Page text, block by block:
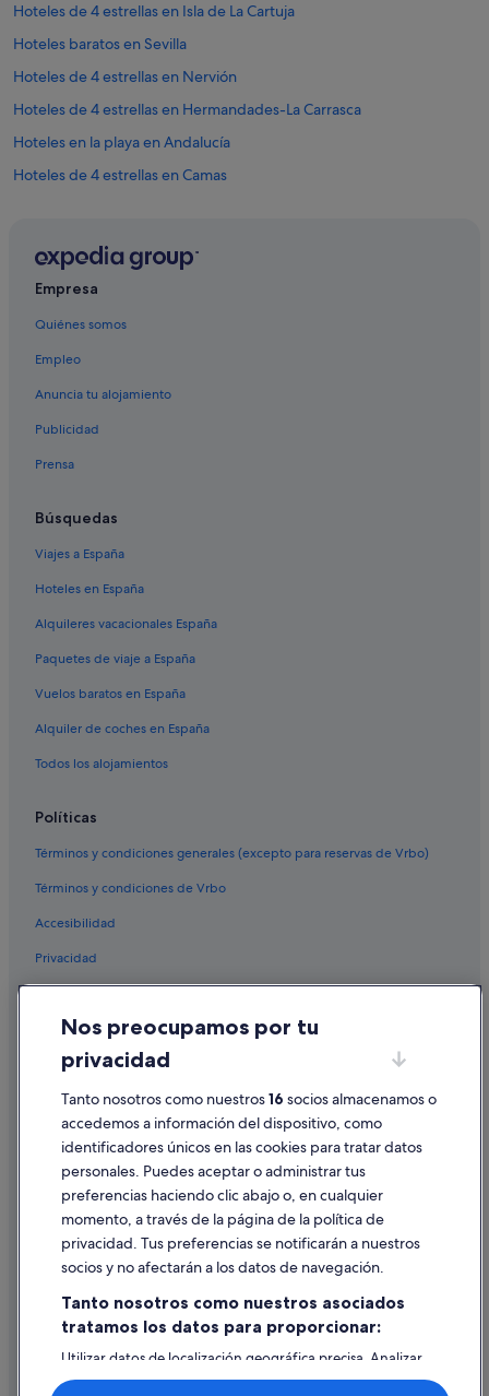
Hoteles de 4 estrellas en Isla de La Cartuja
Hoteles baratos en Sevilla
Hoteles de 4 estrellas en Nervión
Hoteles de 4 estrellas en Hermandades-La Carrasca
Hoteles en la playa en Andalucía
Hoteles de 4 estrellas en Camas
Hoteles para bodas en Andalucía
Husa hoteles en Triana
Hoteles de 3 estrellas en Distrito Bellavista-La Palmera
Casas en árboles en Sevilla
Pensiones en Andalucía
Hoteles de lujo en Sevilla
Hoteles boutique en Centro histórico
Hoteles de 3 estrellas en Santa Cruz
Hoteles de 4 estrellas en Sevilla
Hoteles que aceptan mascotas en Sevilla
Hoteles de 5 estrellas en Tomares
Hoteles LGTBQIA en Triana
Hoteles cerca de Iglesia de Santa Ana
Hoteles de 3 estrellas en Isla de La Cartuja
Hoteles ecológicos en Triana
Hoteles que aceptan mascotas en Triana
Hoteles con spa en Sevilla
Hoteles de 5 estrellas en Nervión
Centro histórico hoteles
Castillos en Provincia de Sevilla
Hoteles de 3 estrellas en Alameda
Hoteles cerca de Teatro Maestranza
Hoteles de 5 estrellas en Isla de La Cartuja
Hoteles de 5 estrellas en Cerro-Amate
Hoteles boutique en Triana
Hoteles de 5 estrellas en San Juan de Aznalfarache
Hoteles de 5 estrellas en Camas
Hoteles de 4 estrellas en Los Remedios
Empresa
Quiénes somos
Empleo
Anuncia tu alojamiento
Publicidad
Prensa
Búsquedas
Viajes a España
Hoteles en España
Alquileres vacacionales España
Paquetes de viaje a España
Vuelos baratos en España
Alquiler de coches en España
Todos los alojamientos
Políticas
Términos y condiciones generales (excepto para reservas de Vrbo)
Términos y condiciones de Vrbo
Accesibilidad
Privacidad
Condiciones de uso
Información legal/contacto
Pautas sobre el contenido y cómo denunciar contenido
Ayuda
Cancelar un vuelo
Cancelar una reserva de hotel o de un alquiler vacacional
Utilizar un cupón de Expedia
Documentos para viajes internacionales
Nos preocupamos por tu
privacidad
Tanto nosotros como nuestros16 socios almacenamos o
accedemos a información del dispositivo, como
identificadores únicos en las cookies para tratar datos
personales. Puedes aceptar o administrar tus
preferencias haciendo clic abajo o, en cualquier
momento, a través de la página de la política de
privacidad. Tus preferencias se notificarán a nuestros
socios y no afectarán a los datos de navegación.
Tanto nosotros como nuestros asociados
tratamos los datos para proporcionar:
Utilizar datos de localización geográfica precisa. Analizar
activamente las características del dispositivo para su